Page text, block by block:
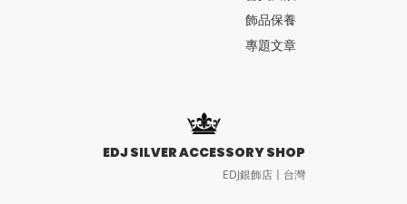
飾品保養
專題文章
EDJ SILVER ACCESSORY SHOP
EDJ銀飾店〡台灣